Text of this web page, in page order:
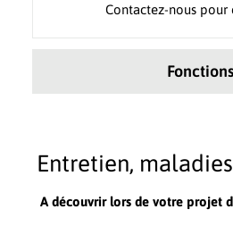
Contactez-nous pour
Fonctions
Entretien,
A découvrir lors de votre projet